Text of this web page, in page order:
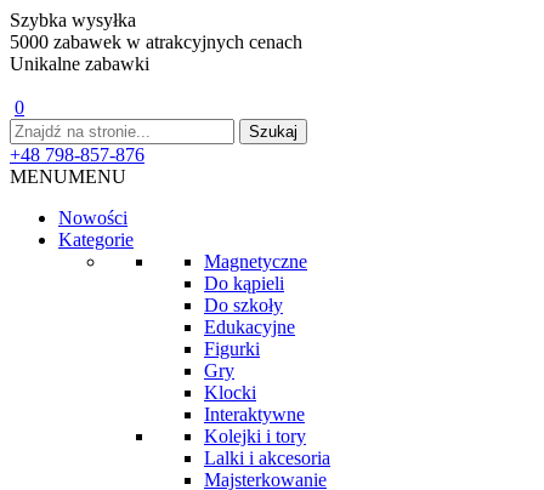
Szybka wysyłka
5000 zabawek w atrakcyjnych cenach
Unikalne zabawki
0
+48 798-857-876
MENUMENU
Nowości
Kategorie
Magnetyczne
Do kąpieli
Do szkoły
Edukacyjne
Figurki
Gry
Klocki
Interaktywne
Kolejki i tory
Lalki i akcesoria
Majsterkowanie